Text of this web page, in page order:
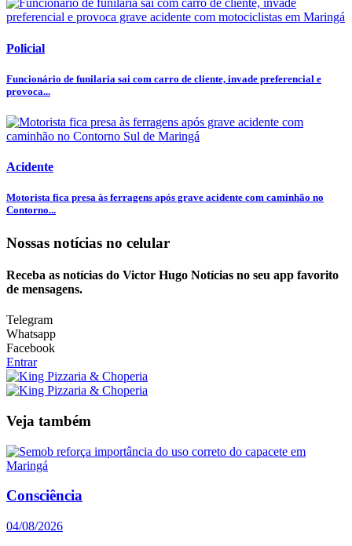
Policial
Funcionário de funilaria sai com carro de cliente, invade preferencial e
provoca...
Acidente
Motorista fica presa às ferragens após grave acidente com caminhão no
Contorno...
Nossas notícias no celular
Receba as notícias do Victor Hugo Notícias no seu app favorito
de mensagens.
Telegram
Whatsapp
Facebook
Entrar
Veja também
Consciência
04/08/2026